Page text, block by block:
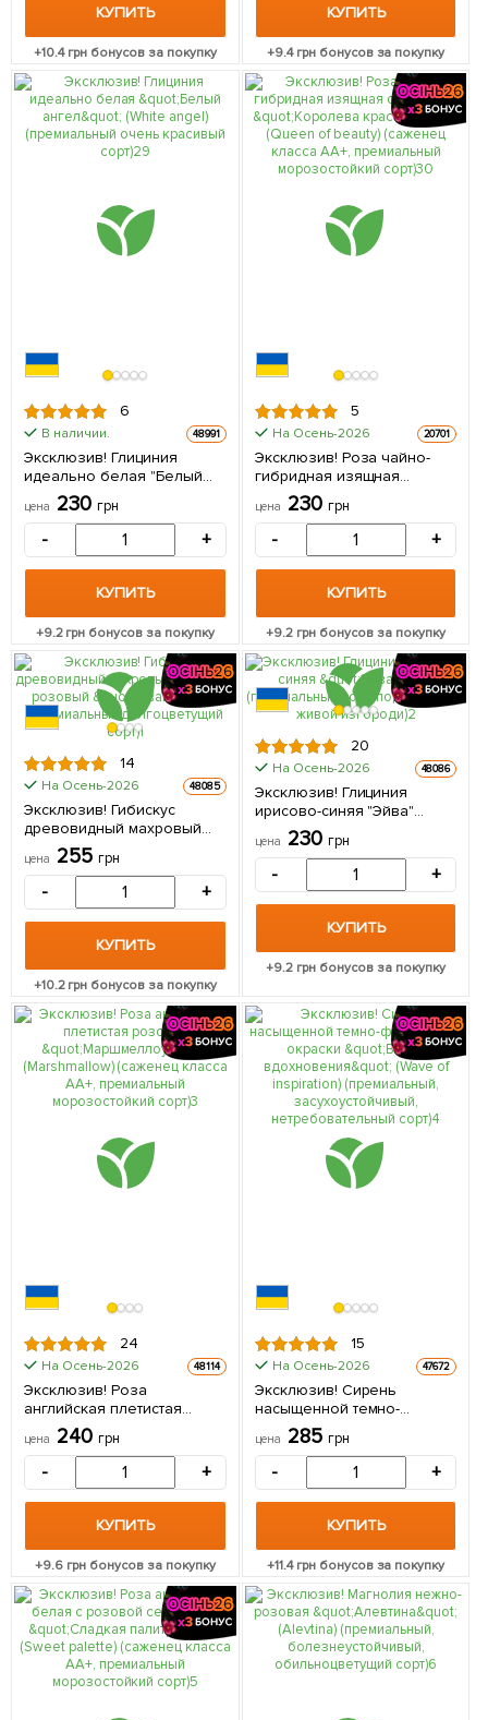
КУПИТЬ
+10.4грн бонусов за покупку
КУПИТЬ
+9.4грн бонусов за покупку
6
В наличии. 48991
Эксклюзив! Глициния
идеально белая "Белый
ангел" (White angel)
(премиальный очень
красивый сорт) 1 саженец в
упаковке
цена 230 грн
- +
КУПИТЬ
+9.2грн бонусов за покупку
5
На Осень-2026 20701
Эксклюзив! Роза чайно-
гибридная изящная
сиреневая "Королева
красоты" (Queen of beauty)
(саженец класса АА+,
премиальный
морозостойкий сорт) 1 шт в
цена 230 грн
- +
КУПИТЬ
+9.2 грн бонусов за покупку
14
На Осень-2026 48085
Эксклюзив! Гибискус
древовидный махровый
багрово-розовый "Гавайи"
(премиальный
долгоцветущий сорт) 1
саженец в упаковке
цена 255 грн
- +
КУПИТЬ
+10.2грн бонусов за покупку
20
На Осень-2026 48086
Эксклюзив! Глициния
ирисово-синяя "Эйва"
(премиальный сорт,
подходит для живой
упаковке
цена 230 грн
- +
КУПИТЬ
+9.2 грн бонусов за покупку
24
На Осень-2026 48114
Эксклюзив! Роза
английская плетистая
розовая "Маршмеллоу"
(Marshmallow) (саженец
класса АА+, премиальный
морозостойкий сорт) 1 шт в
упаковке
цена 240 грн
- +
КУПИТЬ
+9.6 грн бонусов за покупку
15
На Осень-2026 47672
Эксклюзив! Сирень
насыщенной темно-
фиолетовой окраски
"Волна вдохновения"
(Wave of inspiration)
(премиальный,
засухоустойчивый,
нетребовательный сорт) 1
цена 285 грн
- +
КУПИТЬ
+11.4грн бонусов за покупку